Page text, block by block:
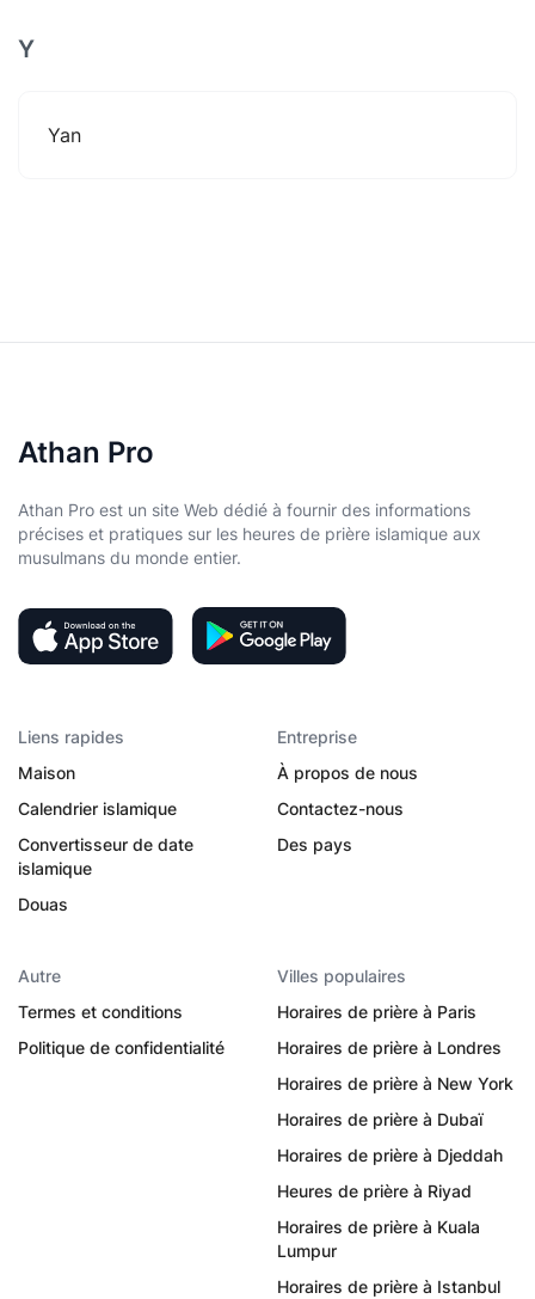
Y
Yan
Athan Pro
Athan Pro est un site Web dédié à fournir des informations
précises et pratiques sur les heures de prière islamique aux
musulmans du monde entier.
Liens rapides
Maison
Calendrier islamique
Convertisseur de date
islamique
Douas
Entreprise
À propos de nous
Contactez-nous
Des pays
Autre
Termes et conditions
Politique de confidentialité
Villes populaires
Horaires de prière à Paris
Horaires de prière à Londres
Horaires de prière à New York
Horaires de prière à Dubaï
Horaires de prière à Djeddah
Heures de prière à Riyad
Horaires de prière à Kuala
Lumpur
Horaires de prière à Istanbul